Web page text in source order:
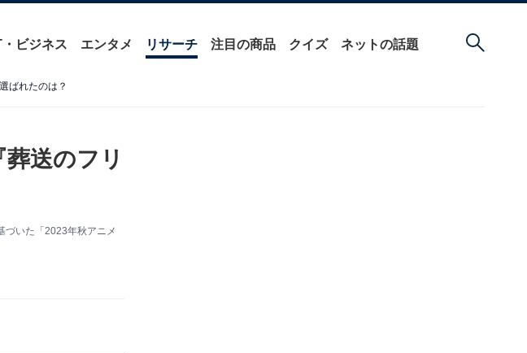
・ビジネス エンタメ リサーチ 注目の商品 クイズ ネットの話題
ばれたのは？
送のフリ
づいた「2023年秋アニメ